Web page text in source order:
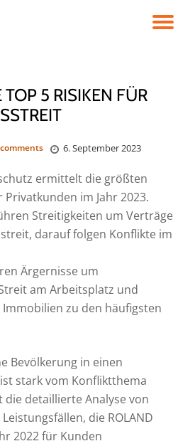
5 RISIKEN FÜR
6. September 2023
ermittelt die größten
im Jahr 2023.
Streitigkeiten um Verträge
darauf folgen Konflikte im
Ärgernisse um
am Arbeitsplatz und
zu den häufigsten
Bevölkerung in einen
stark vom Konfliktthema
die detaillierte Analyse von
die ROLAND
2022 für Kunden